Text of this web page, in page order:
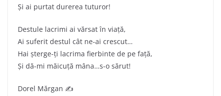
Și ai purtat durerea tuturor!
Destule lacrimi ai vărsat în viață,
Ai suferit destul cât ne-ai crescut…
Hai șterge-ți lacrima fierbinte de pe față,
Și dă-mi măicuță mâna…s-o sărut!
Dorel Mărgan ✍